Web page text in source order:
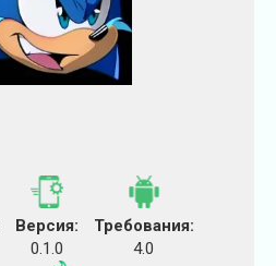
Версия:
0.1.0
Требования:
4.0